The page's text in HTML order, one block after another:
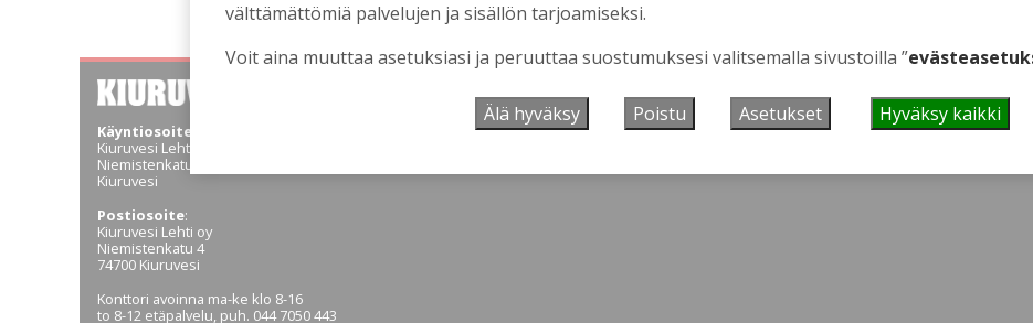
Käyntiosoite
Kiuruvesi Lehti oy
Niemistenkatu 4
Kiuruvesi
Postiosoite:
Kiuruvesi Lehti oy
Niemistenkatu 4
74700 Kiuruvesi
Konttori avoinna ma-ke klo 8-16
to 8-12 etäpalvelu, puh. 044 7050 443
välttämättömiä palvelujen ja sisällön tarjoamiseksi.
Voit aina muuttaa asetuksiasi ja peruuttaa suostumuksesi valitsemalla sivustoilla ”
Älä hyväksy Poistu Asetukset Hyväksy kaikki